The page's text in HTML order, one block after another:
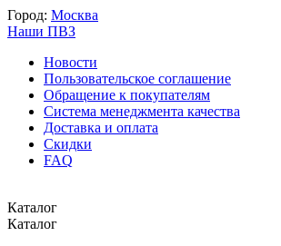
Город: Москва
Наши ПВЗ
Новости
Пользовательское соглашение
Обращение к покупателям
Система менеджмента качества
Доставка и оплата
Скидки
FAQ
Каталог
Каталог